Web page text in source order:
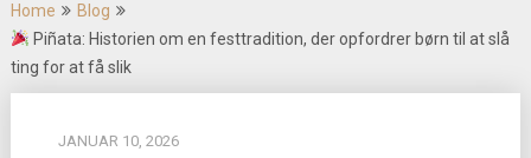
Home
Blog
Piñata: Historien om en festtradition, der opfordrer børn til at slå
ting for at få slik
JANUAR 10, 2026